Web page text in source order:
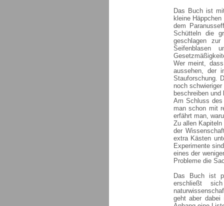
Das Buch ist
kleine
dem
Schütteln die
geschlagen
Seifenblasen
Wer meint,
aussehen, der
Stauforschung.
noch
beschreiben und
Am Schluss
man schon mit
erfährt man,
Zu allen
der
extra Kästen
Experimente
eines der
Probleme die
Das Buch ist
erschließt
geht aber